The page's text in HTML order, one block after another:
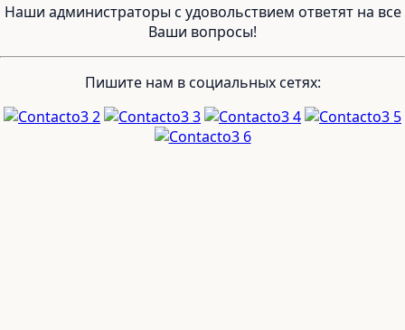
Наши администраторы с удовольствием ответят на все
Ваши вопросы!
Пишите нам в социальных сетях: